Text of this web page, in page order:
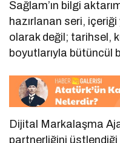
Sağlam’ın bilgi
hazırlanan seri,
olarak değil; tarihsel,
boyutlarıyla bütüncül
Dijital Markalaşma
partnerliğini